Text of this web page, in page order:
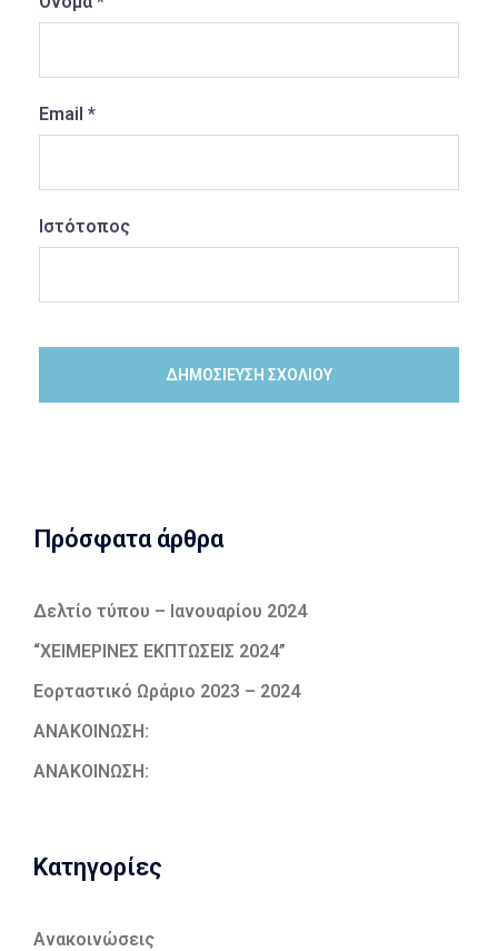
Email *
Ιστότοπος
Πρόσφατα άρθρα
Δελτίο τύπου – Ιανουαρίου 2024
“ΧΕΙΜΕΡΙΝΕΣ ΕΚΠΤΩΣΕΙΣ 2024”
Εορταστικό Ωράριο 2023 – 2024
ΑΝΑΚΟΙΝΩΣΗ:
ΑΝΑΚΟΙΝΩΣΗ:
Kατηγορίες
Ανακοινώσεις